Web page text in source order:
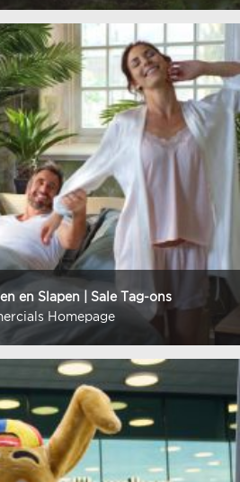
en Slapen | Sale Tag-ons
Homepage